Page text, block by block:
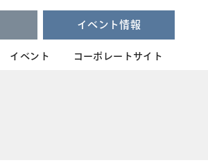
イベント情報
イベント コーポレートサイト